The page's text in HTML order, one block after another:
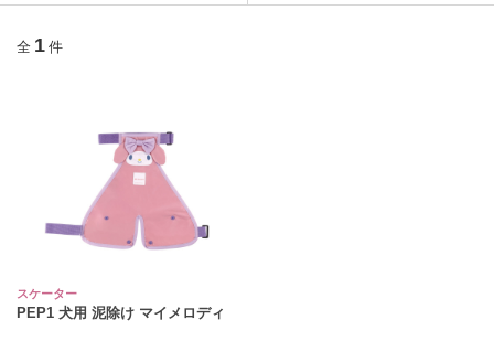
全 1 件
スケーター
PEP1 犬用 泥除け マイメロディ